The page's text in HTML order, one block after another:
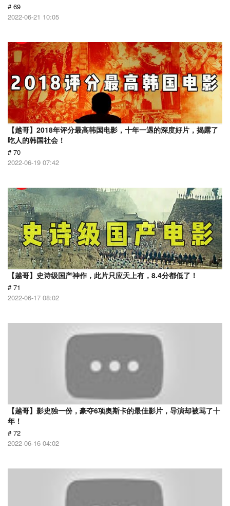
# 69
2022-06-21 10:05
【越哥】2018年评分最高韩国电影，十年一遇的深度好片，揭露了
吃人的韩国社会！
# 70
2022-06-19 07:42
【越哥】史诗级国产神作，此片只应天上有，8.4分都低了！
# 71
2022-06-17 08:02
【越哥】影史独一份，豪夺6项奥斯卡的最佳影片，导演却被骂了十
年！
# 72
2022-06-16 04:02